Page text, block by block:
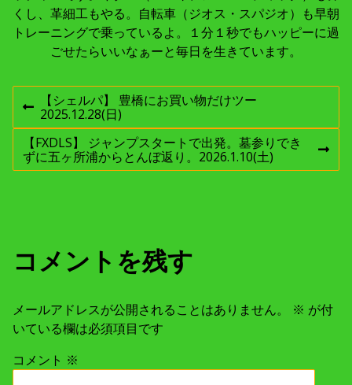
くし、革細工もやる。自転車（ジオス・スパジオ）も早朝
トレーニングで乗っているよ。１分１秒でもハッピーに過
ごせたらいいなぁーと毎日を生きています。
投
稿
ナ
ゲ
シ
ョ
前
の
投
稿
:
【シェルパ】 豊橋にお買い物だけツー
2025.12.28(日)
次
の
【FXDLS】 ジャンプスタートで出発。墓参りでき
ずに五ヶ所浦からとんぼ返り。2026.1.10(土)
コメントを残す
メールアドレスが公開されることはありません。 ※ が付
いている欄は必須項目です
コメント ※